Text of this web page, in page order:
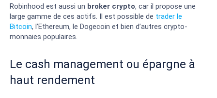
Robinhood est aussi un broker crypto, car il propose une
large gamme de ces actifs. Il est possible de trader le
Bitcoin, l’Ethereum, le Dogecoin et bien d’autres crypto-
monnaies populaires.
Le cash management ou épargne à
haut rendement